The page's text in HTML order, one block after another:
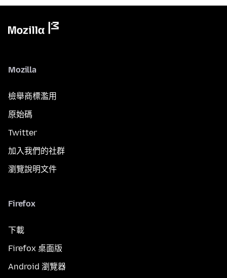
Mozilla
檢舉商標濫用
原始碼
Twitter
加入我們的社群
瀏覽說明文件
Firefox
下載
Firefox 桌面版
Android 瀏覽器